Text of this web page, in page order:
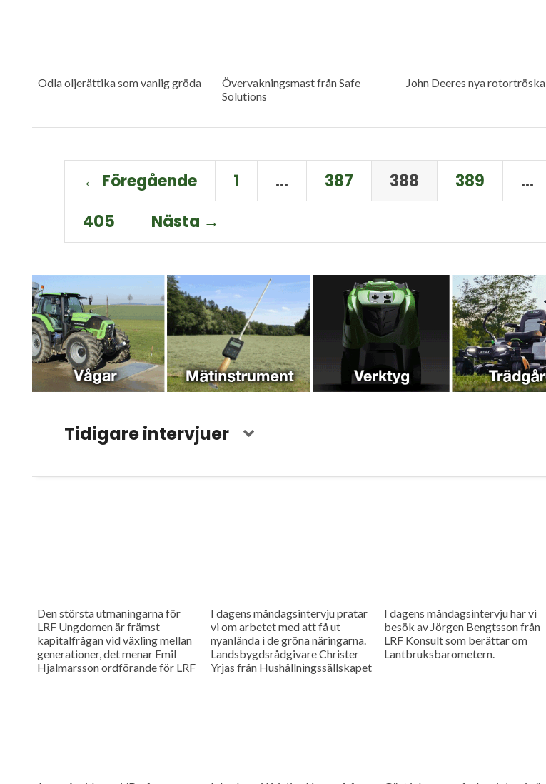
Odla oljerättika som vanlig gröda
Övervakningsmast från Safe
Solutions
John Deeres nya rotortröska
← Föregående 1 … 387 388 389
…
405
Nästa →
Tidigare intervjuer
Den största utmaningarna för
LRF Ungdomen är främst
kapitalfrågan vid växling mellan
generationer, det menar Emil
Hjalmarsson ordförande för LRF
I dagens måndagsintervju pratar
vi om arbetet med att få ut
nyanlända i de gröna näringarna.
Landsbygdsrådgivare Christer
Yrjas från Hushållningssällskapet
I dagens måndagsintervju har vi
besök av Jörgen Bengtsson från
LRF Konsult som berättar om
Lantbruksbarometern.